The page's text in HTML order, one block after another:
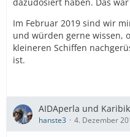
Im Februar 2019 sind wir
und würden gerne wissen,
kleineren Schiffen
ist.
AIDAperla und
hanste3 4. Dezember